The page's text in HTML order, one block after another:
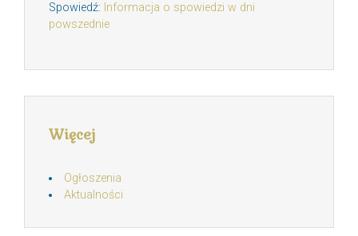
Spowiedź: Informacja o spowiedzi w dni
powszednie
Więcej
Ogłoszenia
Aktualności